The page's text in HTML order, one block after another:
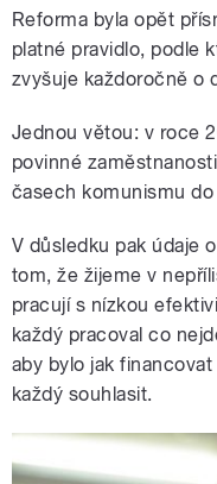
Reforma byla opět
platné pravidlo, podle
zvyšuje každoročně o
Jednou větou: v roce
povinné
časech komunismu
V důsledku pak údaje
tom, že žijeme v
pracují s nízkou
každý pracoval co
aby bylo jak
každý souhlasit.